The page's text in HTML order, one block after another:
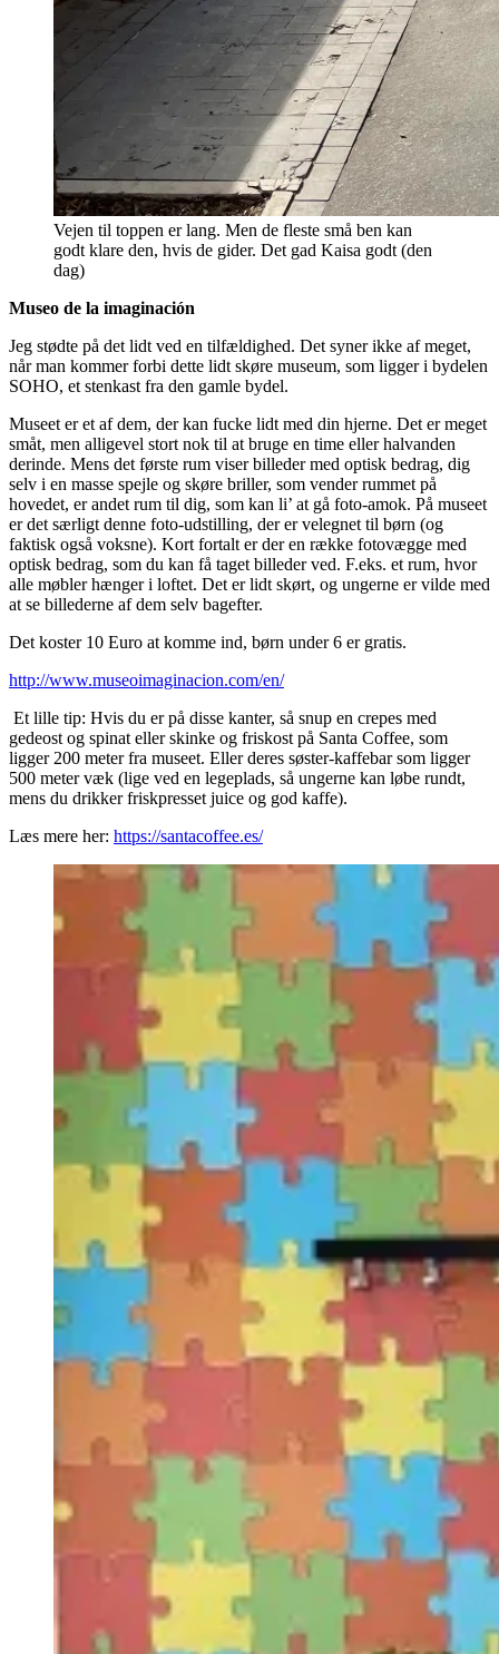
Vejen til toppen er lang. Men de fleste små ben kan
godt klare den, hvis de gider. Det gad Kaisa godt (den
dag)
Museo de la imaginación
Jeg stødte på det lidt ved en tilfældighed. Det syner ikke af meget,
når man kommer forbi dette lidt skøre museum, som ligger i bydelen
SOHO, et stenkast fra den gamle bydel.
Museet er et af dem, der kan fucke lidt med din hjerne. Det er meget
småt, men alligevel stort nok til at bruge en time eller halvanden
derinde. Mens det første rum viser billeder med optisk bedrag, dig
selv i en masse spejle og skøre briller, som vender rummet på
hovedet, er andet rum til dig, som kan li’ at gå foto-amok. På museet
er det særligt denne foto-udstilling, der er velegnet til børn (og
faktisk også voksne). Kort fortalt er der en række fotovægge med
optisk bedrag, som du kan få taget billeder ved. F.eks. et rum, hvor
alle møbler hænger i loftet. Det er lidt skørt, og ungerne er vilde med
at se billederne af dem selv bagefter.
Det koster 10 Euro at komme ind, børn under 6 er gratis.
http://www.museoimaginacion.com/en/
Et lille tip: Hvis du er på disse kanter, så snup en crepes med
gedeost og spinat eller skinke og friskost på Santa Coffee, som
ligger 200 meter fra museet. Eller deres søster-kaffebar som ligger
500 meter væk (lige ved en legeplads, så ungerne kan løbe rundt,
mens du drikker friskpresset juice og god kaffe).
Læs mere her: https://santacoffee.es/